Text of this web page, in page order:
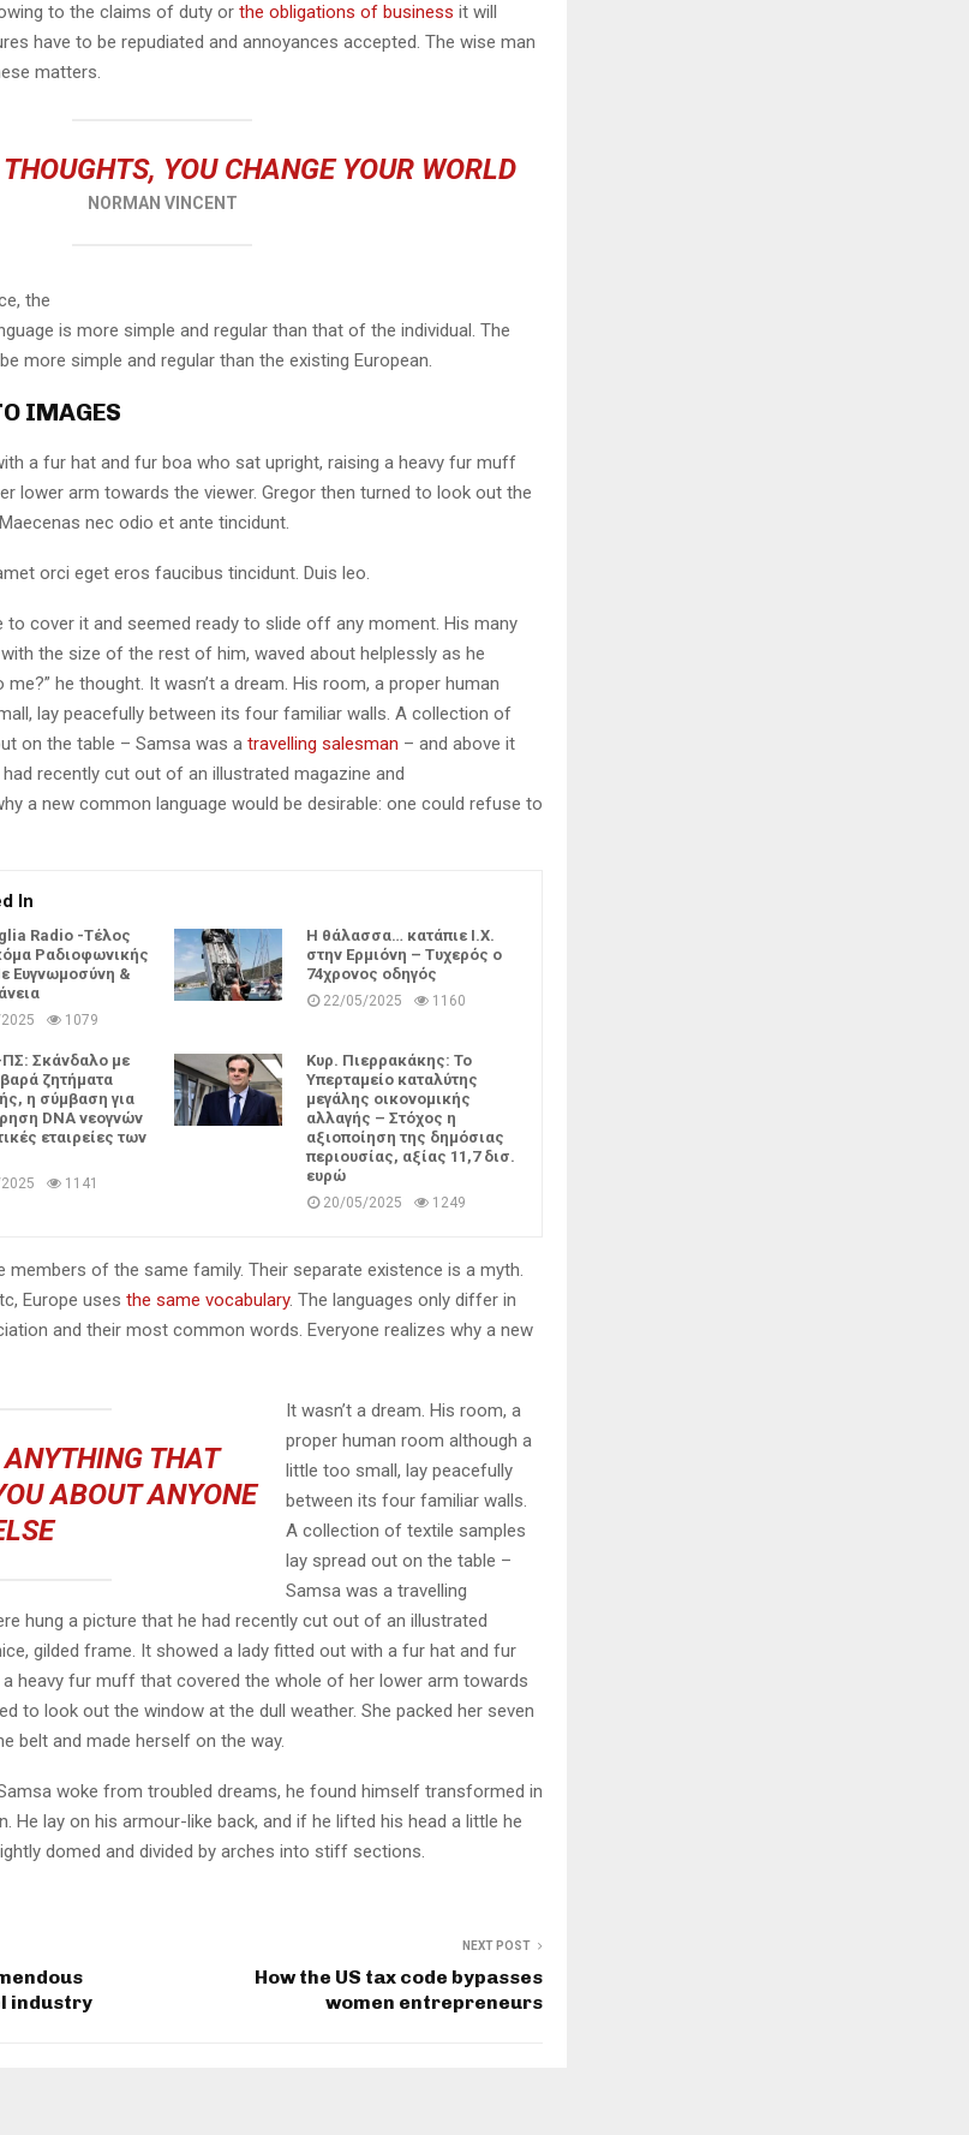
to the claims of duty or the obligations of business it will
have to be repudiated and annoyances accepted. The wise man
matters.
YOU CHANGE YOUR WORLD
NORMAN VINCENT
the
is more simple and regular than that of the individual. The
more simple and regular than the existing European.
IMAGES
a fur hat and fur boa who sat upright, raising a heavy fur muff
lower arm towards the viewer. Gregor then turned to look out the
nec odio et ante tincidunt.
orci eget eros faucibus tincidunt. Duis leo.
to cover it and seemed ready to slide off any moment. His many
the size of the rest of him, waved about helplessly as he
me?” he thought. It wasn’t a dream. His room, a proper human
lay peacefully between its four familiar walls. A collection of
on the table – Samsa was a travelling salesman – and above it
recently cut out of an illustrated magazine and
a new common language would be desirable: one could refuse to
In
Radio -Τέλος
Ραδιοφωνικής
Ευγνωμοσύνη &
1079
Η θάλασσα… κατάπιε Ι.Χ.
στην Ερμιόνη – Τυχερός ο
74χρονος οδηγός
22/05/2025 1160
Σκάνδαλο με
ζητήματα
η σύμβαση για
DNA νεογνών
εταιρείες των
1141
Κυρ. Πιερρακάκης: Το
Υπερταμείο καταλύτης
μεγάλης οικονομικής
αλλαγής – Στόχος η
αξιοποίηση της δημόσιας
περιουσίας, αξίας 11,7 δισ.
ευρώ
20/05/2025 1249
members of the same family. Their separate existence is a myth.
Europe uses the same vocabulary. The languages only differ in
and their most common words. Everyone realizes why a new
THAT
ABOUT ANYONE
It wasn’t a dream. His room, a
proper human room although a
little too small, lay peacefully
between its four familiar walls.
A collection of textile samples
lay spread out on the table –
Samsa was a travelling
hung a picture that he had recently cut out of an illustrated
gilded frame. It showed a lady fitted out with a fur hat and fur
heavy fur muff that covered the whole of her lower arm towards
to look out the window at the dull weather. She packed her seven
belt and made herself on the way.
woke from troubled dreams, he found himself transformed in
He lay on his armour-like back, and if he lifted his head a little he
domed and divided by arches into stiff sections.
industry
NEXT POST
How the US tax code bypasses
women entrepreneurs